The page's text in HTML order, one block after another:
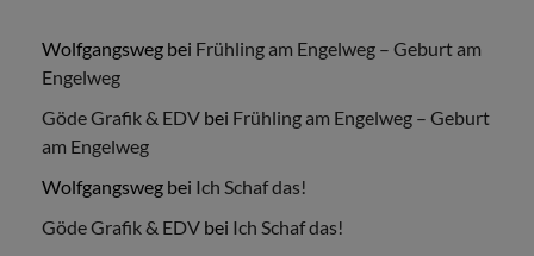
Wolfgangsweg bei Frühling am Engelweg – Geburt am
Engelweg
Göde Grafik & EDV bei Frühling am Engelweg – Geburt
am Engelweg
Wolfgangsweg bei Ich Schaf das!
Göde Grafik & EDV bei Ich Schaf das!